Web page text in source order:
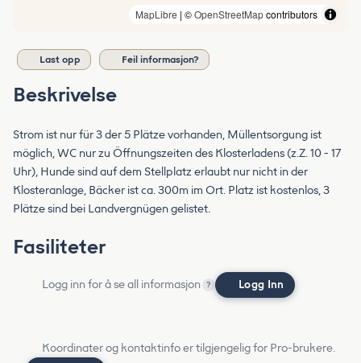
MapLibre | ©OpenStreetMapcontributors
Last opp Feil informasjon?
Beskrivelse
Strom ist nur für 3 der 5 Plätze vorhanden, Müllentsorgung ist
möglich, WC nur zu Öffnungszeiten des Klosterladens (z.Z. 10 - 17
Uhr), Hunde sind auf dem Stellplatz erlaubt nur nicht in der
Klosteranlage, Bäcker ist ca. 300m im Ort. Platz ist kostenlos, 3
Plätze sind bei Landvergnügen gelistet.
Fasiliteter
Logg inn for å se all informasjon ? Logg Inn
Koordinater og kontaktinfo er tilgjengelig for Pro-brukere.